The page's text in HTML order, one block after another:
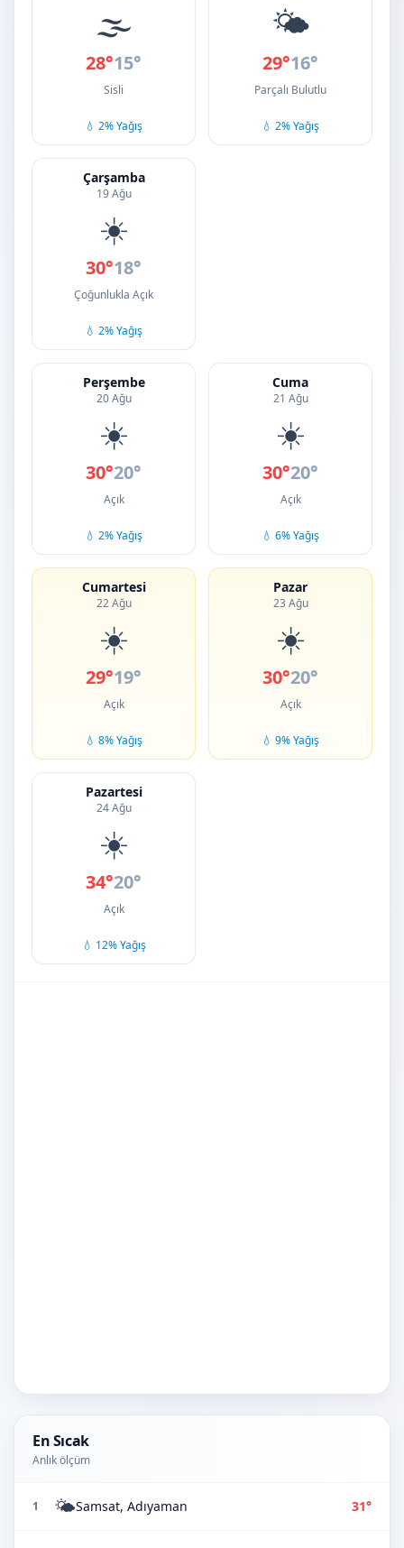
🌫️
28°15°
Sisli
💧 2% Yağış
🌤️
29°16°
Parçalı Bulutlu
💧 2% Yağış
Çarşamba
19 Ağu
☀️
30°18°
Çoğunlukla Açık
💧 2% Yağış
Perşembe
20 Ağu
☀️
30°20°
Açık
💧 2% Yağış
Cuma
21 Ağu
☀️
30°20°
Açık
💧 6% Yağış
Cumartesi
22 Ağu
☀️
29°19°
Açık
💧 8% Yağış
Pazar
23 Ağu
☀️
30°20°
Açık
💧 9% Yağış
Pazartesi
24 Ağu
☀️
34°20°
Açık
💧 12% Yağış
En Sıcak
Anlık ölçüm
1 🌤️Samsat, Adıyaman 31°